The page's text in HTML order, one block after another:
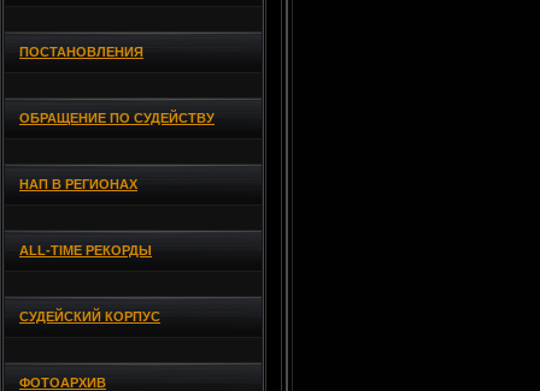
ПОСТАНОВЛЕНИЯ
ОБРАЩЕНИЕ ПО СУДЕЙСТВУ
НАП В РЕГИОНАХ
ALL-TIME РЕКОРДЫ
СУДЕЙСКИЙ КОРПУС
ФОТОАРХИВ